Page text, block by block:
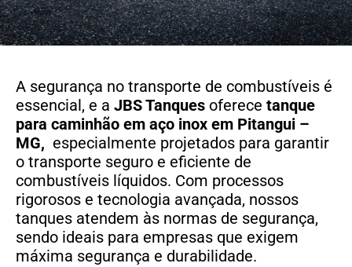
A segurança no transporte de combustíveis é
essencial, e a JBS Tanques oferece tanque
para caminhão em aço inox em Pitangui –
MG, especialmente projetados para garantir
o transporte seguro e eficiente de
combustíveis líquidos. Com processos
rigorosos e tecnologia avançada, nossos
tanques atendem às normas de segurança,
sendo ideais para empresas que exigem
máxima segurança e durabilidade.